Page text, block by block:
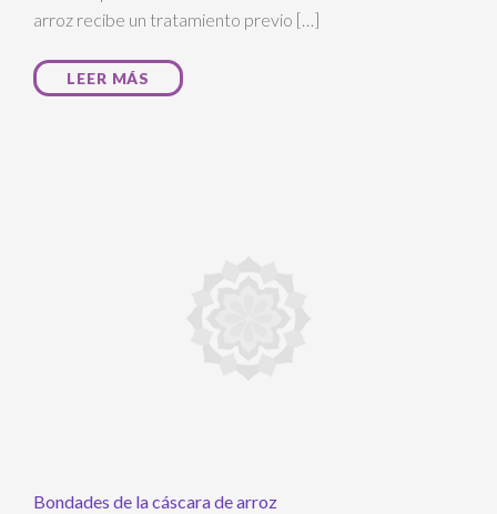
arroz recibe un tratamiento previo […]
LEER MÁS
Bondades de la cáscara de arroz